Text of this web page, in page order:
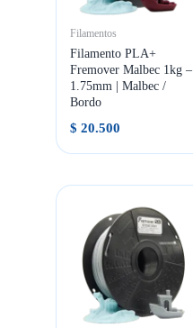
Filamentos
Filamento PLA+
Fremover Malbec 1kg –
1.75mm | Malbec /
Bordo
$ 20.500